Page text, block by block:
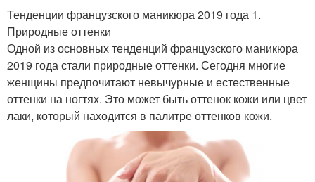
Тенденции французского маникюра 2019 года 1.
Природные оттенки
Одной из основных тенденций французского маникюра
2019 года стали природные оттенки. Сегодня многие
женщины предпочитают невычурные и естественные
оттенки на ногтях. Это может быть оттенок кожи или цвет
лаки, который находится в палитре оттенков кожи.